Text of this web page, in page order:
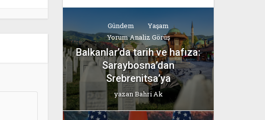
Gündem
Yaşam
Yorum Analiz Görüş
Balkanlar’da tarih ve hafıza:
Saraybosna’dan
Srebrenitsa’ya
yazanBahri Ak